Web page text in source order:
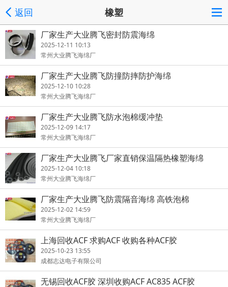
返回 橡塑
厂家生产大业腾飞密封防震海绵
2025-12-11 10:13
常州大业腾飞海绵厂
厂家生产大业腾飞防撞防摔防护海绵
2025-12-10 10:28
常州大业腾飞海绵厂
厂家生产大业腾飞防水泡棉缓冲垫
2025-12-09 14:17
常州大业腾飞海绵厂
厂家生产大业腾飞厂家直销保温隔热橡塑海绵
2025-12-04 10:18
常州大业腾飞海绵厂
厂家生产大业腾飞防震隔音海绵 高铁泡棉
2025-12-02 14:59
常州大业腾飞海绵厂
上海回收ACF 求购ACF 收购各种ACF胶
2025-10-23 13:55
成都志达电子有限公司
无锡回收ACF胶 深圳收购ACF AC835 ACF胶